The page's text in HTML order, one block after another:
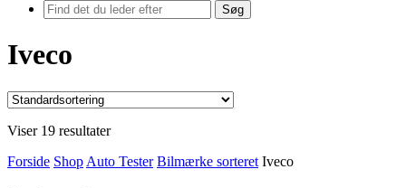
Søg
Iveco
Viser 19 resultater
Forside Shop Auto Tester Bilmærke sorteret Iveco